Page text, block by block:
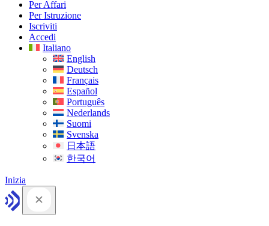
Per Affari
Per Istruzione
Iscriviti
Accedi
Italiano
English
Deutsch
Français
Español
Português
Nederlands
Suomi
Svenska
日本語
한국어
Inizia